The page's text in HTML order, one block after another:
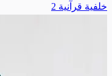
خلفية قرآنية 2